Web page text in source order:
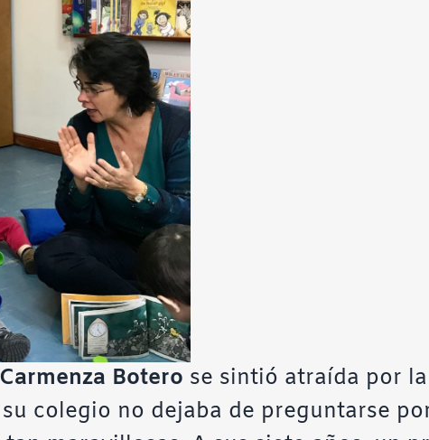
Carmenza Botero se sintió atraída por
colegio no dejaba de preguntarse